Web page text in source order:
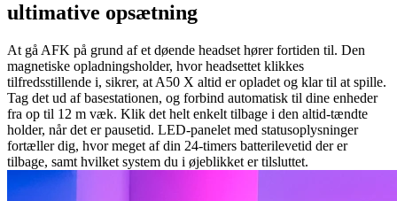
ultimative opsætning
At gå AFK på grund af et døende headset hører fortiden til. Den
magnetiske opladningsholder, hvor headsettet klikkes
tilfredsstillende i, sikrer, at A50 X altid er opladet og klar til at spille.
Tag det ud af basestationen, og forbind automatisk til dine enheder
fra op til 12 m væk. Klik det helt enkelt tilbage i den altid-tændte
holder, når det er pausetid. LED-panelet med statusoplysninger
fortæller dig, hvor meget af din 24-timers batterilevetid der er
tilbage, samt hvilket system du i øjeblikket er tilsluttet.